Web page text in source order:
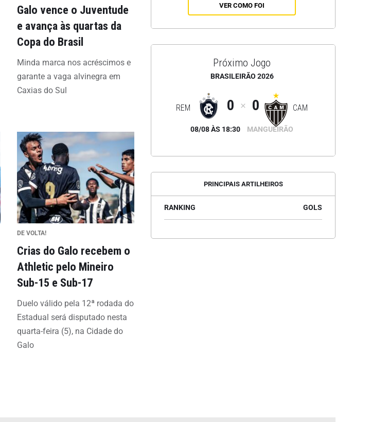
Galo vence o Juventude
e avança às quartas da
Copa do Brasil
Minda marca nos acréscimos e
garante a vaga alvinegra em
Caxias do Sul
DE VOLTA!
Crias do Galo recebem o
Athletic pelo Mineiro
Sub-15 e Sub-17
Duelo válido pela 12ª rodada do
Estadual será disputado nesta
quarta-feira (5), na Cidade do
Galo
VER COMO FOI
Próximo Jogo
BRASILEIRÃO 2026
REM 0 0 CAM
08/08 ÀS 18:30 MANGUEIRÃO
PRINCIPAIS ARTILHEIROS
RANKING GOLS